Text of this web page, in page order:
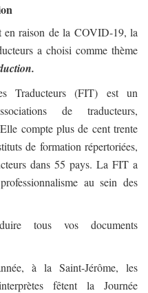
en raison de la COVID-19, la
a choisi comme thème
Traducteurs (FIT) est un
de traducteurs,
compte plus de cent trente
de formation répertoriées,
dans 55 pays. La FIT a
au sein des
tous vos documents
à la Saint-Jérôme, les
fêtent la Journée